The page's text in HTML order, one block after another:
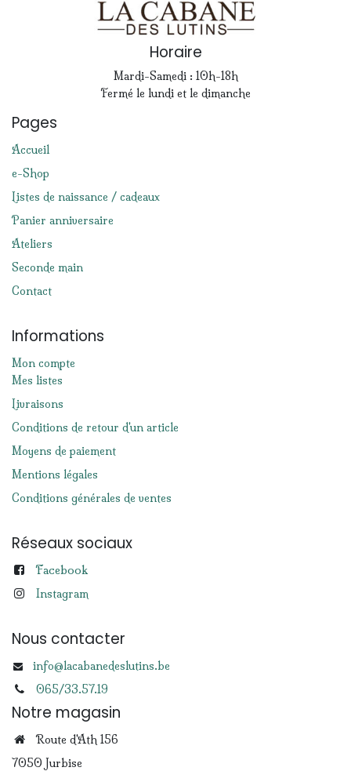
Horaire
Mardi-Samedi : 10h-18h
Fermé le lundi et le dimanche
Pages
Accueil
e-Shop
Listes de naissance / cadeaux
Panier anniversaire
Ateliers
Seconde main
Contact
Informations
Mon compte
Mes listes
Livraisons
Conditions de retour d'un article
Moyens de paiement
Mentions légales
Conditions générales de ventes
Réseaux sociaux
Facebook
Instagram
Nous contacter
info@lacabanedeslutins.be
065/33.57.19
Notre magasin
Route d'Ath 156
7050 Jurbise